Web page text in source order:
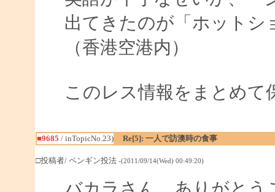
出てきたのが「ホットシ
（香港空港内）
このレス情報をまとめて
■9685 / inTopicNo.23) Re[5]: 一人で訪澳時の食事
□投稿者/ ペンギン投法 -(2011/09/14(Wed) 00:49:20)